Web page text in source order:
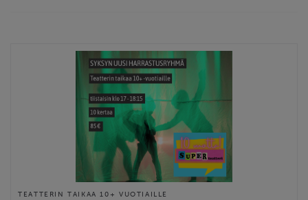
TEATTERIN TAIKAA 10+ VUOTIAILLE